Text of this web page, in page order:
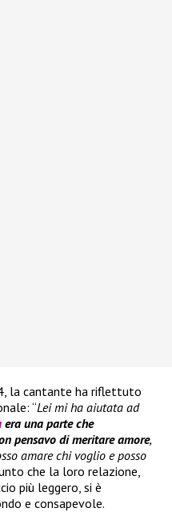
la cantante ha riflettuto
“Lei mi ha aiutata ad
era una parte che
pensavo di meritare amore,
amare chi voglio e posso
che la loro relazione,
più leggero, si è
e consapevole.